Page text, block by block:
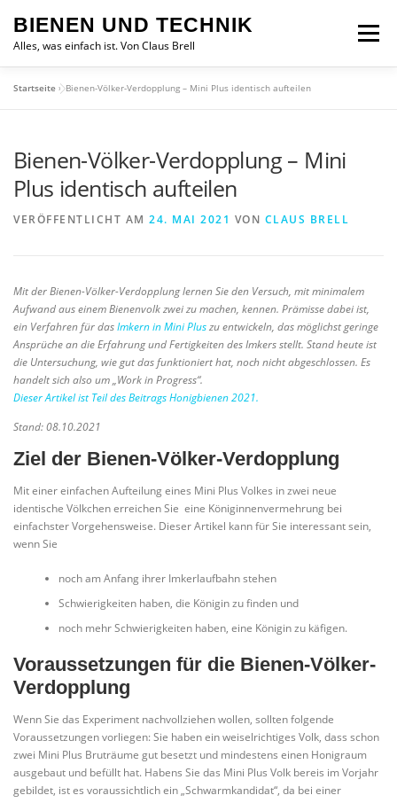
Inhalt
springen
BIENEN UND TECHNIK
Alles, was einfach ist. Von Claus Brell
Menü
Startseite »Bienen-Völker-Verdopplung – Mini Plus identisch aufteilen
Bienen-Völker-Verdopplung – Mini
Plus identisch aufteilen
VERÖFFENTLICHT AM 24. MAI 2021 VON CLAUS BRELL
Mit der Bienen-Völker-Verdopplung lernen Sie den Versuch, mit minimalem
Aufwand aus einem Bienenvolk zwei zu machen, kennen. Prämisse dabei ist,
ein Verfahren für dasImkern in Mini Pluszu entwickeln, das möglichst geringe
Ansprüche an die Erfahrung und Fertigkeiten des Imkers stellt. Stand heute ist
die Untersuchung, wie gut das funktioniert hat, noch nicht abgeschlossen. Es
handelt sich also um „Work in Progress“.
Dieser Artikel ist Teil des Beitrags Honigbienen 2021.
Stand: 08.10.2021
Ziel der Bienen-Völker-Verdopplung
Mit einer einfachen Aufteilung eines Mini Plus Volkes in zwei neue
identische Völkchen erreichen Sie eine Königinnenvermehrung bei
einfachster Vorgehensweise. Dieser Artikel kann für Sie interessant sein,
wenn Sie
noch am Anfang ihrer Imkerlaufbahn stehen
Schwierigkeiten haben, die Königin zu finden und
noch mehr Schwierigkeiten haben, eine Königin zu käfigen.
Voraussetzungen für die Bienen-Völker-
Verdopplung
Wenn Sie das Experiment nachvollziehen wollen, sollten folgende
Voraussetzungen vorliegen: Sie haben ein weiselrichtiges Volk, dass schon
zwei Mini Plus Bruträume gut besetzt und mindestens einen Honigraum
ausgebaut und befüllt hat. Habens Sie das Mini Plus Volk bereis im Vorjahr
gebildet, ist es voraussichtlich ein „Schwarmkandidat“, da bei einer